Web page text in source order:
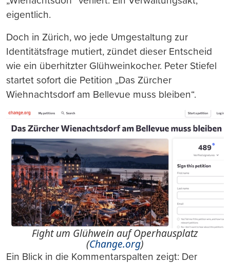
eigentlich.
Doch in Zürich, wo jede Umgestaltung zur
Identitätsfrage mutiert, zündet dieser Entscheid
wie ein überhitzter Glühweinkocher. Peter Stiefel
startet sofort die Petition „Das Zürcher
Wiehnachtsdorf am Bellevue muss bleiben“.
Fight um Glühwein auf Operhausplatz
(Change.org)
Ein Blick in die Kommentarspalten zeigt: Der